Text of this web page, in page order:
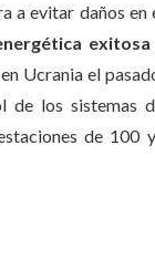
evitar daños en
Ucrania el
los sistemas
de